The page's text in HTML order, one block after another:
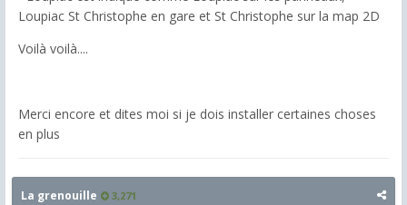
Loupiac St Christophe en gare et St Christophe sur la map 2D
Voilà voilà....
Merci encore et dites moi si je dois installer certaines choses
en plus
La grenouille 3,271